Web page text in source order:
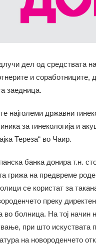
дел од средствата
и соработниците,
заедница.
најголеми државни
за гинекологија и
Тереза“ во Чаир.
банка донира т.н.
грижа на предвреме
се користат за
преку
во болница. На тој
при што искуствата
на новороденчето